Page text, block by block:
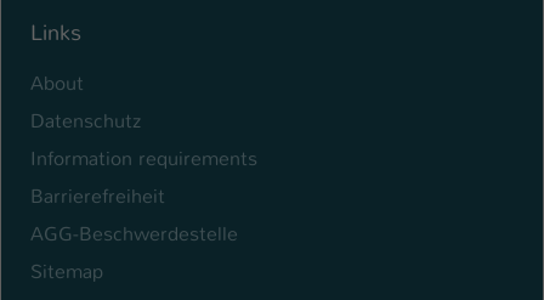
Links
About
Datenschutz
Information requirements
Barrierefreiheit
AGG-Beschwerdestelle
Sitemap